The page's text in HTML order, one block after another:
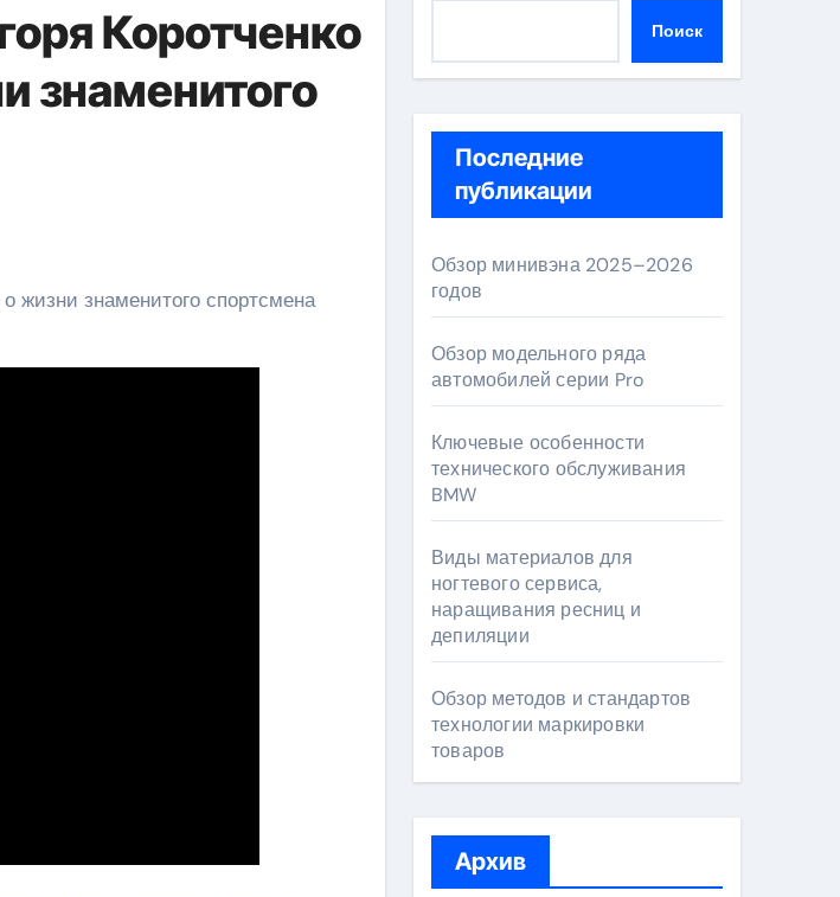
Коротченко
знаменитого
Поиск
Последние
публикации
Обзор минивэна 2025–2026
годов
Обзор модельного ряда
автомобилей серии Pro
Ключевые особенности
технического обслуживания
BMW
Виды материалов для
ногтевого сервиса,
наращивания ресниц и
депиляции
Обзор методов и стандартов
технологии маркировки
товаров
Архив